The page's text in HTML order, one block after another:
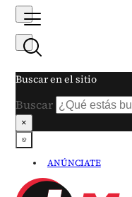
Buscar en el sitio
Buscar
×
ANÚNCIATE